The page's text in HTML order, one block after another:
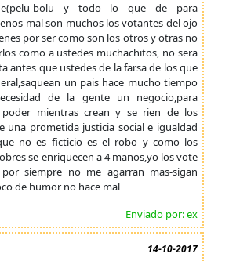
bolu y todo lo que de para
mal son muchos los votantes del ojo
por ser como son los otros y otras no
como a ustedes muchachitos, no sera
antes que ustedes de la farsa de los que
un pais hace mucho tiempo
de la gente un negocio,para
poder mientras crean y se rien de los
una prometida justicia social e igualdad
no es ficticio es el robo y como los
se enriquecen a 4 manos,yo los vote
siempre no me agarran mas-sigan
de humor no hace mal
Enviado por: ex
14-10-2017